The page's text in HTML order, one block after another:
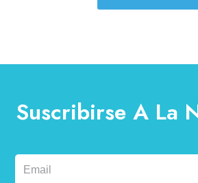
Suscribirse A La